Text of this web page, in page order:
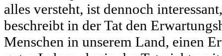
alles versteht, ist dennoch
beschreibt in der Tat den
Menschen in unserem Land, einen